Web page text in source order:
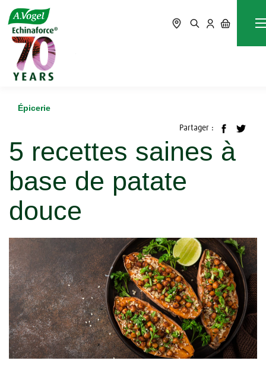
Accueil
5 recettes saines à base de patate douce
Épicerie
Partager :
5 recettes saines à
base de patate
douce